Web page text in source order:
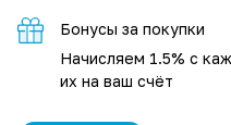
Бонусы за покупки
Начисляем 1.5% с
их на ваш счёт